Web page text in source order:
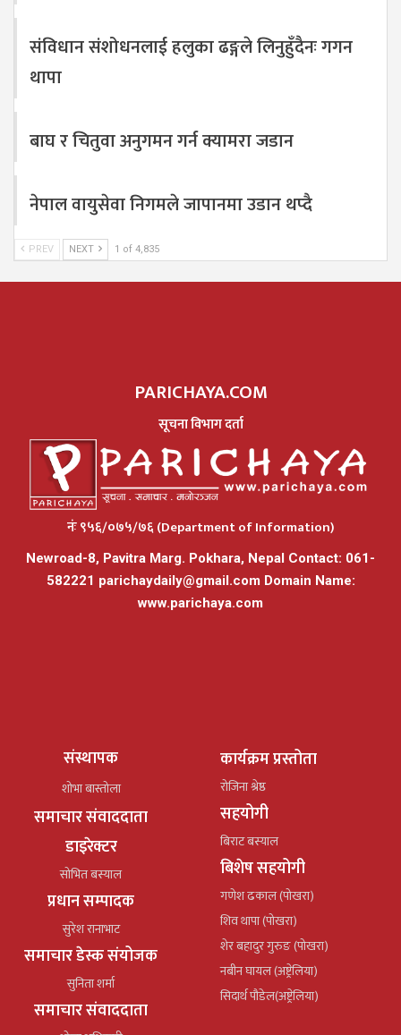
संविधान संशोधनलाई हलुका ढङ्गले लिनुहुँदैनः गगन
थापा
बाघ र चितुवा अनुगमन गर्न क्यामरा जडान
नेपाल वायुसेवा निगमले जापानमा उडान थप्दै
PREV NEXT 1 of 4,835
PARICHAYA.COM
सूचना विभाग दर्ता
नंः ९५६/०७५/७६ (Department of Information)
Newroad-8, Pavitra Marg. Pokhara, Nepal Contact: 061-
582221 parichaydaily@gmail.comDomain Name:
www.parichaya.com
संस्थापक
शोभा बास्तोला
समाचार संवाददाता
डाइरेक्टर
सोभित बस्याल
प्रधान सम्पादक
सुरेश रानाभाट
समाचार डेस्क संयोजक
सुनिता शर्मा
समाचार संवाददाता
कार्यक्रम प्रस्तोता
रोजिना श्रेष्ठ
सहयोगी
बिराट बस्याल
बिशेष सहयोगी
गणेश ढकाल (पोखरा)
शिव थापा (पोखरा)
शेर बहादुर गुरुङ (पोखरा)
नबीन घायल (अष्ट्रेलिया)
सिदार्थ पौडेल(अष्ट्रेलिया)